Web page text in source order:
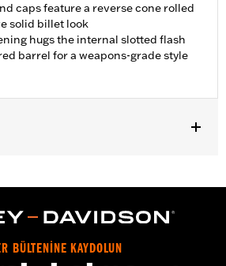
caps feature a reverse cone rolled
solid billet look
hugs the internal slotted flash
barrel for a weapons-grade style
Inches
BÜLTENİNE KAYDOLUN